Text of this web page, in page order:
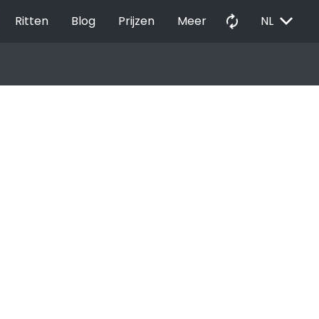
Ritten Blog Prijzen Meer autorenew NL EXPAND_MORE